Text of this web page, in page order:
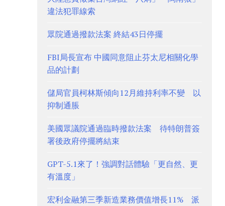
違法犯罪線索
眾院通過撥款法案 終結43日停擺
FBI局長宣布 中國同意阻止芬太尼相關化學
品的計劃
儲局官員柯林斯傾向12月維持利率不變 以
抑制通脹
美國眾議院通過臨時撥款法案 待特朗普簽
署後政府停擺將結束
GPT-5.1來了！強調對話體驗「更自然、更
有溫度」
宏利金融第三季新造業務價值增長11% 派